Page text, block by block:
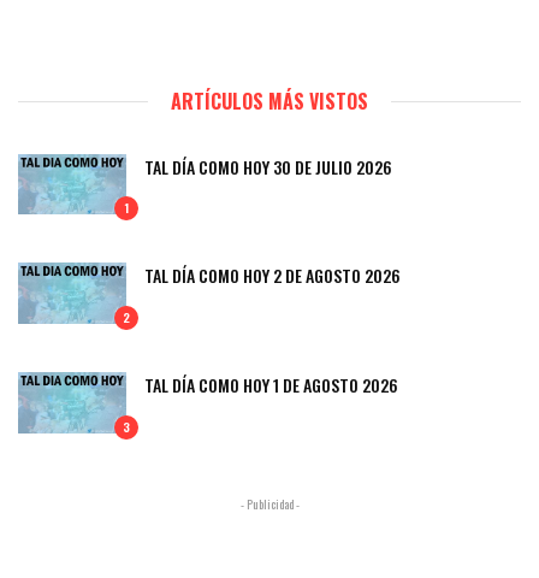
ARTÍCULOS MÁS VISTOS
1
TAL DÍA COMO HOY 30 DE JULIO 2026
2
TAL DÍA COMO HOY 2 DE AGOSTO 2026
3
TAL DÍA COMO HOY 1 DE AGOSTO 2026
- Publicidad -